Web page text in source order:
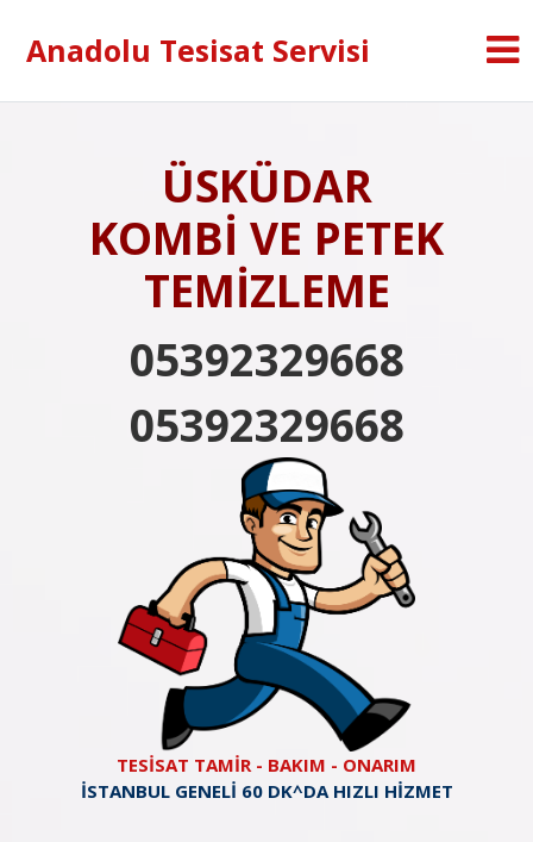
Anadolu Tesisat Servisi
ÜSKÜDAR
KOMBİ VE PETEK
TEMİZLEME
05392329668
05392329668
TESİSAT TAMİR - BAKIM - ONARIM
İSTANBUL GENELİ 60 DK^DA HIZLI HİZMET